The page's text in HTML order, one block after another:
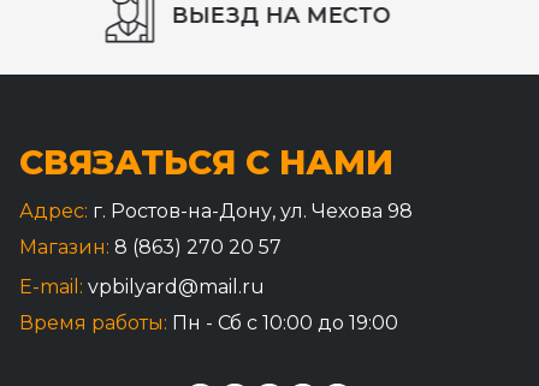
СБОРКА СТОЛА
СВЯЗАТЬСЯ С НАМИ
Адрес: г. Ростов-на-Дону, ул. Чехова 98
Магазин: 8 (863) 270 20 57
E-mail: vpbilyard@mail.ru
Время работы: Пн - Сб с 10:00 до 19:00